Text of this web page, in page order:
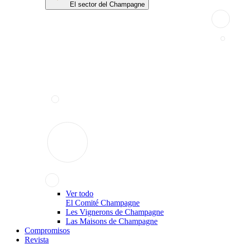
El sector del Champagne
Ver todo
El Comité Champagne
Les Vignerons de Champagne
Las Maisons de Champagne
Compromisos
Revista